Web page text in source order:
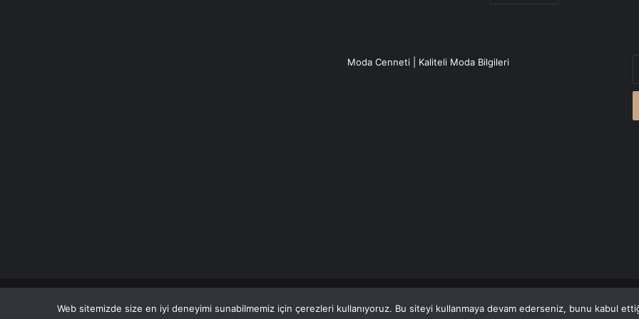
Moda Cenneti | Kaliteli Moda Bilgileri
© Copyright 2026 Her Hakkı Saklıdır. Son DakikaHaberlerCanlı Haber'den alınmaktadır.
Web sitemizde size en iyi deneyimi sunabilmemiz için çerezleri kullanıyoruz. Bu siteyi kullanmaya devam ederseniz, bunu kabul